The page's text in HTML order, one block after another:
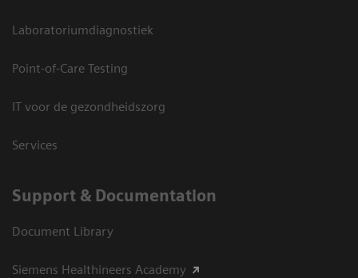
Laboratoriumdiagnostiek
Point-of-Care Testing
IT voor de gezondheidszorg
Services
Support & Documentation
Document Library
Siemens Healthineers Academy